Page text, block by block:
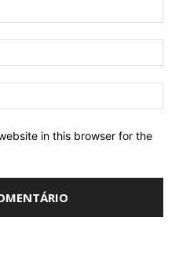
in this browser for the